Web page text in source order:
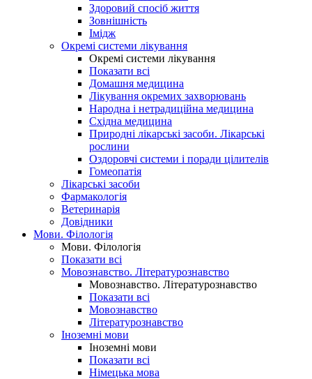
Здоровий спосіб життя
Зовнішність
Імідж
Окремі системи лікування
Окремі системи лікування
Показати всі
Домашня медицина
Лікування окремих захворювань
Народна і нетрадиційна медицина
Східна медицина
Природні лікарські засоби. Лікарські
рослини
Оздоровчі системи і поради цілителів
Гомеопатія
Лікарські засоби
Фармакологія
Ветеринарія
Довідники
Мови. Філологія
Мови. Філологія
Показати всі
Мовознавство. Літературознавство
Мовознавство. Літературознавство
Показати всі
Мовознавство
Літературознавство
Іноземні мови
Іноземні мови
Показати всі
Німецька мова